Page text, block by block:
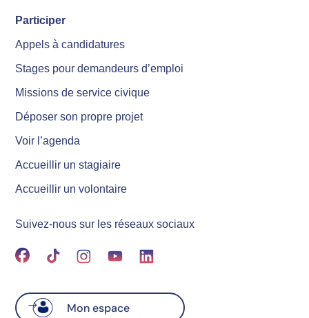
Participer
Appels à candidatures
Stages pour demandeurs d’emploi
Missions de service civique
Déposer son propre projet
Voir l’agenda
Accueillir un stagiaire
Accueillir un volontaire
Suivez-nous sur les réseaux sociaux
Mon espace